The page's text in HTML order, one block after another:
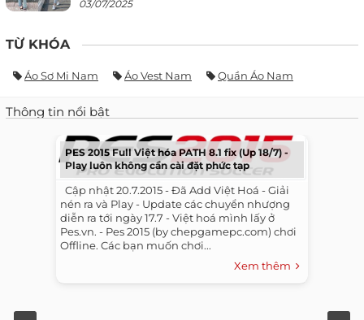
03/07/2025
TỪ KHÓA
Áo Sơ Mi Nam Áo Vest Nam Quần Áo Nam
Thông tin nổi bật
PES 2015 Full Việt hóa PATH 8.1 fix (Up 18/7) -
Play luôn không cần cài đặt phức tạp
​ ​ Cập nhật 20.7.2015 - Đã Add Việt Hoá - Giải
nén ra và Play - Update các chuyển nhượng
diễn ra tới ngày 17.7 - Việt hoá mình lấy ở
Pes.vn. - Pes 2015 (by chepgamepc.com) chơi
Offline. Các bạn muốn chơi...
Xem thêm